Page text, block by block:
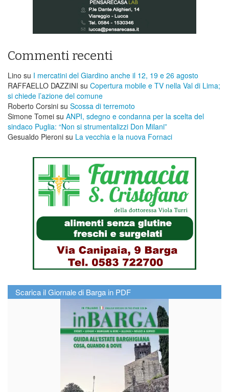
Commenti recenti
Lino su I mercatini del Giardino anche il 12, 19 e 26 agosto
RAFFAELLO DAZZINI su ​Copertura mobile e TV nella Val di Lima;
si chiede l’azione del comune
Roberto Corsini su Scossa di terremoto
Simone Tomei su ANPI, sdegno e condanna per la scelta del
sindaco Puglia: “Non si strumentalizzi Don Milani”
Gesualdo Pieroni su La vecchia e la nuova Fornaci
Scarica il Giornale di Barga in PDF